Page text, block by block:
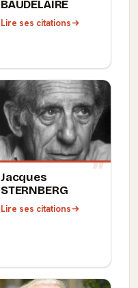
BAUDELAIRE
Lire ses citations
Jacques
STERNBERG
Lire ses citations